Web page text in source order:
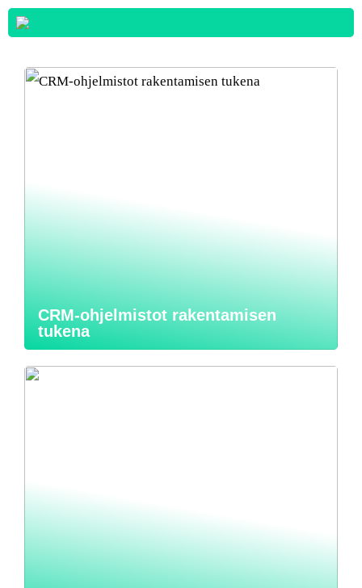
CRM-ohjelmistot rakentamisen
tukena